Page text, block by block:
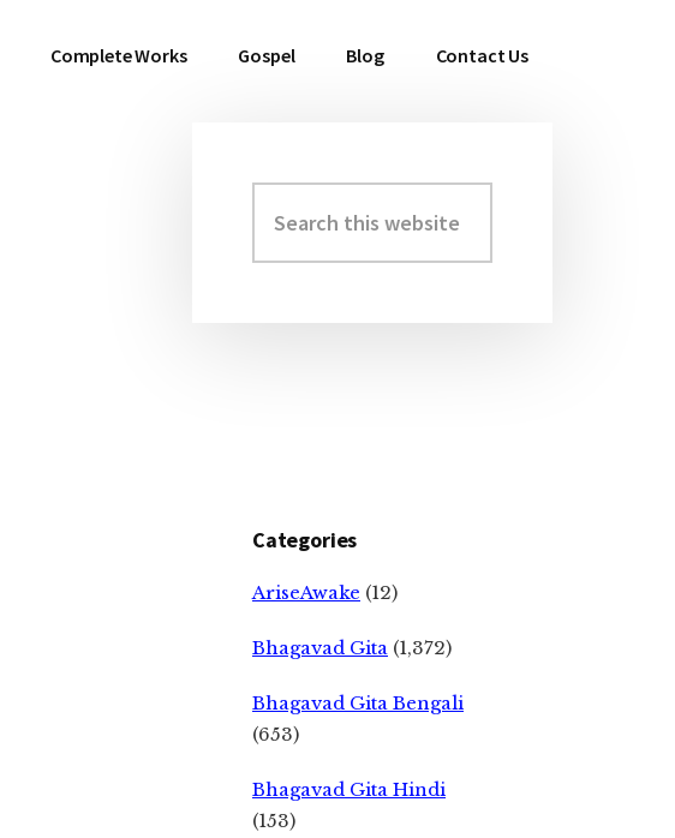
Complete Works Gospel Blog Contact Us
Primary
Sidebar
this
website
Categories
AriseAwake (12)
Bhagavad Gita (1,372)
Bhagavad Gita Bengali
(653)
Bhagavad Gita Hindi
(153)